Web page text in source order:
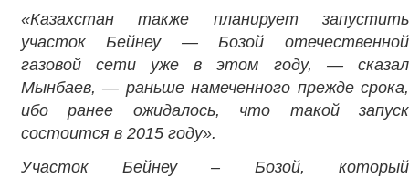
«Казахстан также планирует запустить
участок Бейнеу — Бозой отечественной
газовой сети уже в этом году, — сказал
Мынбаев, — раньше намеченного прежде срока,
ибо ранее ожидалось, что такой запуск
состоится в 2015 году».
Участок Бейнеу – Бозой, который